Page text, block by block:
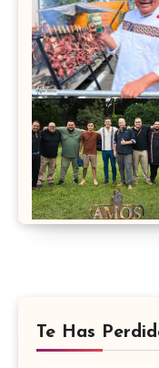
Te Has